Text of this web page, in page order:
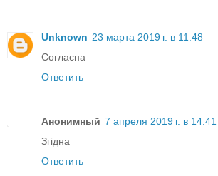
Unknown 23 марта 2019 г. в 11:48
Согласна
Ответить
Анонимный 7 апреля 2019 г. в 14:41
Згідна
Ответить